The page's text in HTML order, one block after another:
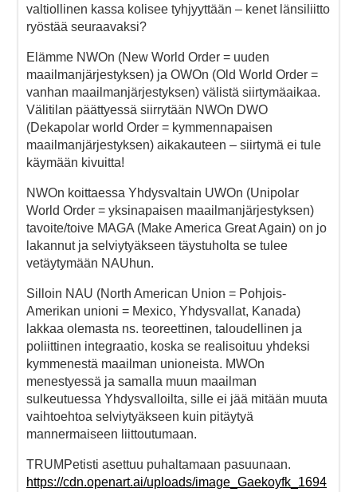
valtiollinen kassa kolisee tyhjyyttään – kenet länsiliitto
ryöstää seuraavaksi?
Elämme NWOn (New World Order = uuden
maailmanjärjestyksen) ja OWOn (Old World Order =
vanhan maailmanjärjestyksen) välistä siirtymäaikaa.
Välitilan päättyessä siirrytään NWOn DWO
(Dekapolar world Order = kymmennapaisen
maailmanjärjestyksen) aikakauteen – siirtymä ei tule
käymään kivuitta!
NWOn koittaessa Yhdysvaltain UWOn (Unipolar
World Order = yksinapaisen maailmanjärjestyksen)
tavoite/toive MAGA (Make America Great Again) on jo
lakannut ja selviytyäkseen täystuholta se tulee
vetäytymään NAUhun.
Silloin NAU (North American Union = Pohjois-
Amerikan unioni = Mexico, Yhdysvallat, Kanada)
lakkaa olemasta ns. teoreettinen, taloudellinen ja
poliittinen integraatio, koska se realisoituu yhdeksi
kymmenestä maailman unioneista. MWOn
menestyessä ja samalla muun maailman
sulkeutuessa Yhdysvalloilta, sille ei jää mitään muuta
vaihtoehtoa selviytyäkseen kuin pitäytyä
mannermaiseen liittoutumaan.
TRUMPetisti asettuu puhaltamaan pasuunaan.
https://cdn.openart.ai/uploads/image_Gaekoyfk_1694